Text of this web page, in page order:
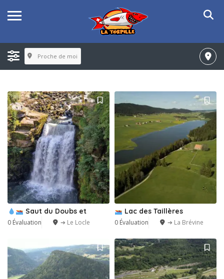
Proche de moi
Saut du Doubs et
0 Évaluation ➔ Le Locle
Lac des Taillères
0 Évaluation ➔ La Brévine